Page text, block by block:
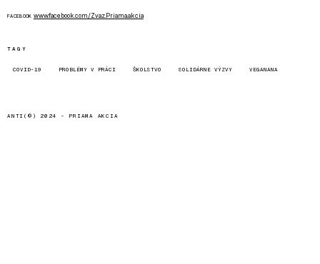
FACEBOOK www.facebook.com/Zvaz.Priama.akcia
TAGY
COVID-19 PROBLÉMY V PRÁCI ŠKOLSTVO SOLIDÁRNE VÝZVY VEGANANA
ANTI(©) 2024 - PRIAMA AKCIA